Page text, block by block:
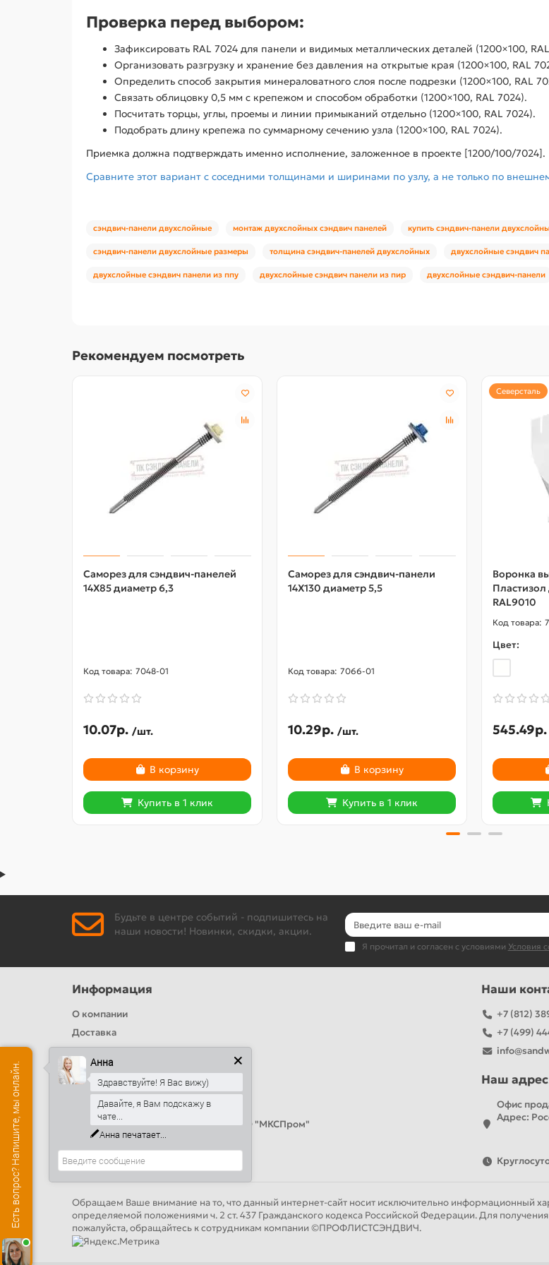
Проверка перед выбором:
Зафиксировать RAL 7024 для панели и видимых металлических деталей (1200×100,
Организовать разгрузку и хранение без давления на открытые края (1200×100, RAL
Определить способ закрытия минераловатного слоя после подрезки (1200×100, RAL
Связать облицовку 0,5 мм с крепежом и способом обработки (1200×100, RAL 7024).
Посчитать торцы, углы, проемы и линии примыканий отдельно (1200×100, RAL 7024).
Подобрать длину крепежа по суммарному сечению узла (1200×100, RAL 7024).
Приемка должна подтверждать именно исполнение, заложенное в проекте [1200/100/7024].
Сравните этот вариант с соседними толщинами и ширинами по узлу, а не только по
сэндвич-панели двухслойные монтаж двухслойных сэндвич панелей купить сэндвич-панели
сэндвич-панели двухслойные размеры толщина сэндвич-панелей двухслойных двухслойные сэндвич
двухслойные сэндвич панели из ппу двухслойные сэндвич панели из пир двухслойные сэндвич-панели
Рекомендуем посмотреть
Саморез для сэндвич-панелей
14X85 диаметр 6,3
7048-01
10.07р. /шт.
В корзину
Купить в 1 клик
Саморез для сэндвич-панели
14X130 диаметр 5,5
7066-01
10.29р. /шт.
В корзину
Купить в 1 клик
Северсталь
Воронка
RAL9010
Цвет:
545.49р.
Будьте в центре событий - подпишитесь на
наши новости! Новинки, скидки, акции.
Я прочитал и согласен с условиями Условия
Информация
О компании
Доставка
Политика безопасности
Условия соглашения
Цвета RAL
Оплата
Калькулятор сэндвич панелей от ООО "МКСПром"
Наши
+7 (812)
+7 (499)
Наш адрес
Офис
Адрес:
Обращаем Ваше внимание на то, что данный интернет-сайт носит исключительно информационный
определяемой положениями ч. 2 ст. 437 Гражданского кодекса Российской Федерации. Для
пожалуйста, обращайтесь к сотрудникам компании ©ПРОФЛИСТСЭНДВИЧ.
Есть вопрос? Напишите, мы онлайн. Анна
Здравствуйте! Я Вас вижу)
Давайте, я Вам подскажу в
чате...
Анна печатает...